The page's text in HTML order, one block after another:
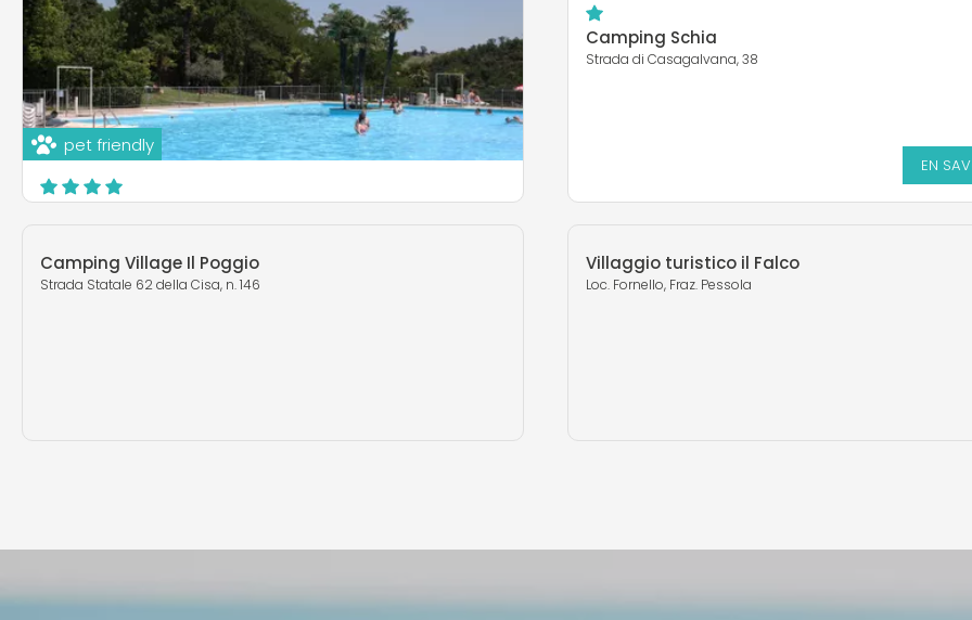
pet friendly
Salsomaggiore Terme
Camping Schia
Strada di Casagalvana, 38
EN
Camping Village Il Poggio
Strada Statale 62 della Cisa, n. 146
Villaggio turistico il Falco
Loc. Fornello, Fraz. Pessola